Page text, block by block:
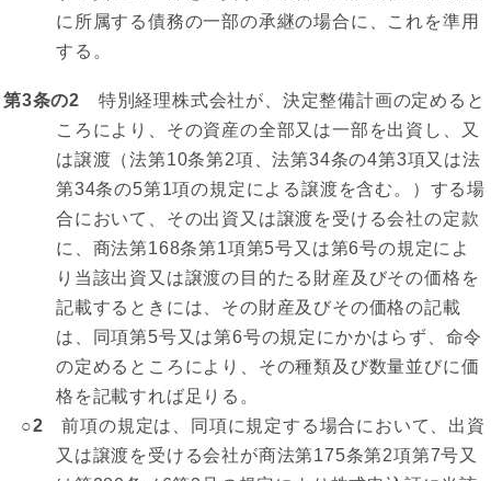
に所属する債務の一部の承継の場合に、これを準用
する。
第3条の2 特別経理株式会社が、決定整備計画の定めると
ころにより、その資産の全部又は一部を出資し、又
は譲渡（法第10条第2項、法第34条の4第3項又は法
第34条の5第1項の規定による譲渡を含む。）する場
合において、その出資又は譲渡を受ける会社の定款
に、商法第168条第1項第5号又は第6号の規定によ
り当該出資又は譲渡の目的たる財産及びその価格を
記載するときには、その財産及びその価格の記載
は、同項第5号又は第6号の規定にかかはらず、命令
の定めるところにより、その種類及び数量並びに価
格を記載すれば足りる。
○2 前項の規定は、同項に規定する場合において、出資
又は譲渡を受ける会社が商法第175条第2項第7号又